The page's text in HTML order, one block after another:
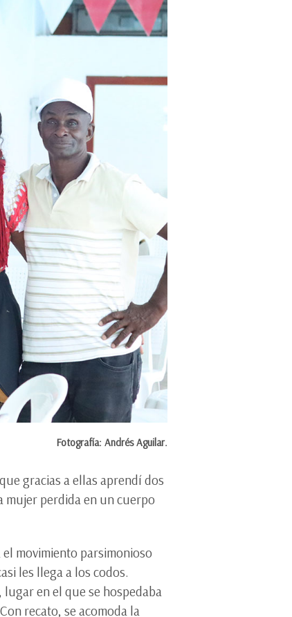
Fotografía: Andrés Aguilar.
gracias a ellas aprendí dos
mujer perdida en un cuerpo
movimiento parsimonioso
les llega a los codos.
en el que se hospedaba
recato, se acomoda la